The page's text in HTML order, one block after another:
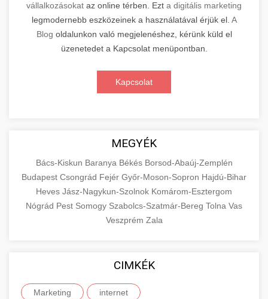
vállalkozásokat az online térben. Ezt a digitális marketing
legmodernebb eszközeinek a használatával érjük el. A
Blog oldalunkon való megjelenéshez, kérünk küld el
üzenetedet a Kapcsolat menüpontban.
Kapcsolat
MEGYÉK
Bács-Kiskun Baranya Békés Borsod-Abaúj-Zemplén
Budapest Csongrád Fejér Győr-Moson-Sopron Hajdú-Bihar
Heves Jász-Nagykun-Szolnok Komárom-Esztergom
Nógrád Pest Somogy Szabolcs-Szatmár-Bereg Tolna Vas
Veszprém Zala
CIMKÉK
Marketing internet